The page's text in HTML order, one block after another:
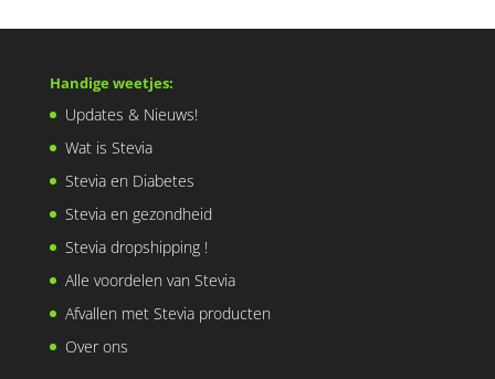
Handige weetjes:
Updates & Nieuws!
Wat is Stevia
Stevia en Diabetes
Stevia en gezondheid
Stevia dropshipping !
Alle voordelen van Stevia
Afvallen met Stevia producten
Over ons